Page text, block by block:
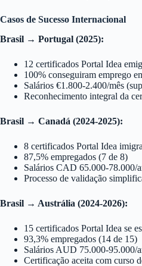
Casos de Sucesso Internacional
Brasil → Portugal (2025):
12 certificados Portal Idea
100% conseguiram emprego
Salários €1.800-2.400/mês
Reconhecimento integral da
Brasil → Canadá (2024-2025):
8 certificados Portal Idea
87,5% empregados (7 de 8)
Salários CAD 65.000-78.000/
Processo de validação
Brasil → Austrália (2024-2026):
15 certificados Portal Idea se
93,3% empregados (14 de 15)
Salários AUD 75.000-95.000/
Certificação aceita com curso